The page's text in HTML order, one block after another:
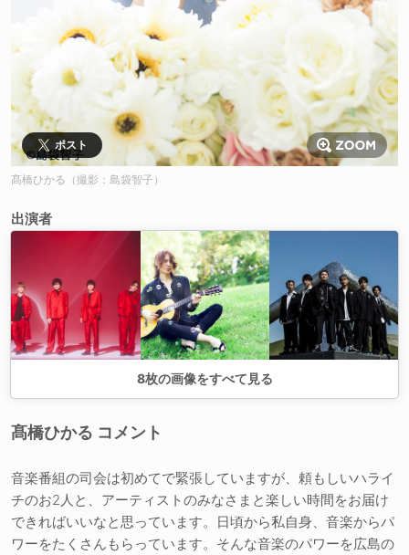
ポスト
髙橋ひかる（撮影：島袋智子）
出演者
8枚の画像をすべて見る
髙橋ひかる コメント
音楽番組の司会は初めてで緊張していますが、頼もしいハライ
チのお2人と、アーティストのみなさまと楽しい時間をお届け
できればいいなと思っています。日頃から私自身、音楽からパ
ワーをたくさんもらっています。そんな音楽のパワーを広島の